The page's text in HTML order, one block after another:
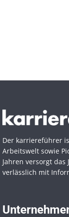
Der karriereführer
Arbeitswelt sowie
Jahren versorgt
verlässlich mit